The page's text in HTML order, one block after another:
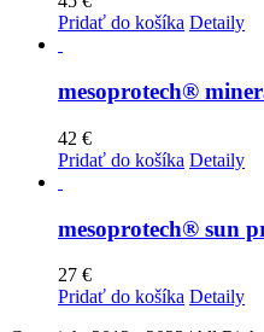
Pridať do košíka Detaily
mesoprotech®
42 €
Pridať do košíka Detaily
mesoprotech® sun
27 €
Pridať do košíka Detaily